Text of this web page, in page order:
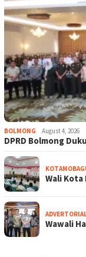
BOLMONG August 4, 2026
DPRD Bolmong
Wali Kota
Wawali